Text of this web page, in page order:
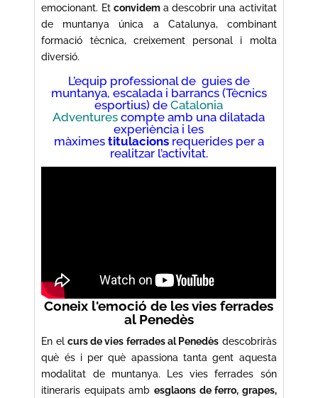
emocionant. Et convidema descobrir una activitat
de muntanya única a Catalunya, combinant
formació tècnica, creixement personal i molta
diversió.
L’equip professional de guies de
muntanya, escalada i barrancs (Tècnics
esportius) deCatalonia
Adventures compte amb una dilatada
experiència i les
màximes titulacionsrequerides per a
realitzar l’activitat.
Coneix l'emoció de les vies ferrades
al Penedès
En el curs de vies ferrades al Penedès descobriràs
què és i per què apassiona tanta gent aquesta
modalitat de muntanya. Les vies ferrades són
itineraris equipats amb esglaons de ferro, grapes,